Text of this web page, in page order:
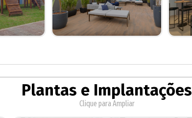
Plantas e Implantações
Clique para Ampliar